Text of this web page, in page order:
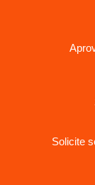
Solicite